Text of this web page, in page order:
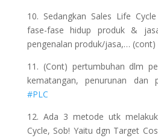
10. Sedangkan Sales Life
fase-fase hidup produk &
pengenalan produk/jasa,… (cont)
11. (Cont) pertumbuhan dlm
kematangan, penurunan dan
#PLC
12. Ada 3 metode utk
Cycle, Sob! Yaitu dgn Target